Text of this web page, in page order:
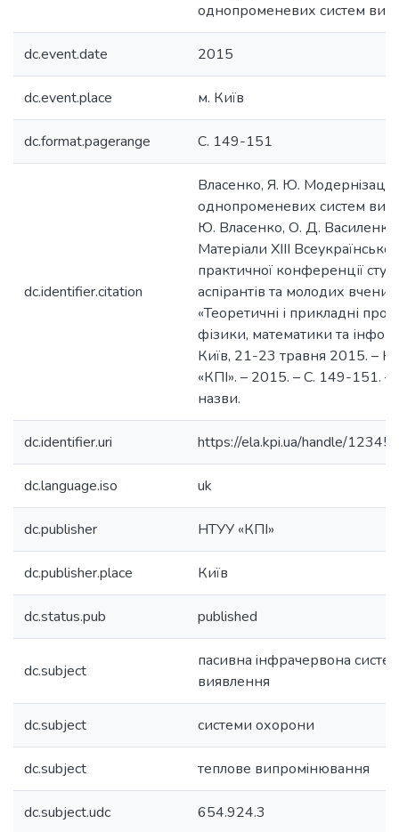
однопроменевих систем
dc.event.date 2015
dc.event.place м. Київ
dc.format.pagerange C. 149-151
dc.identifier.citation
Власенко, Я. Ю. Модернiзацiя
однопроменевих систем
Ю. Власенко, О. Д. Василенко
Матеріали XIII
практичної конференції
аспірантів та молодих вчених
«Теоретичні і прикладні
фізики, математики та
Київ, 21-23 травня 2015. –
«КПІ». – 2015. – С. 149-151. –
назви.
dc.identifier.uri https://ela.kpi.ua/handle/
dc.language.iso uk
dc.publisher НТУУ «КПІ»
dc.publisher.place Київ
dc.status.pub published
dc.subject
пасивна iнфрачервона
виявлення
dc.subject системи охорони
dc.subject теплове випромiнювання
dc.subject.udc 654.924.3